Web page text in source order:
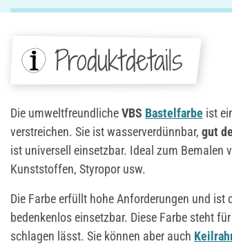
Produktdetails
Die umweltfreundlicheVBS Bastelfarbe ist
verstreichen. Sie ist wasserverdünnbar, gut
ist universell einsetzbar. Ideal zum Bemalen
Kunststoffen, Styropor usw.
Die Farbe erfüllt hohe Anforderungen und ist
bedenkenlos einsetzbar. Diese Farbe steht
schlagen lässt. Sie können aber auch